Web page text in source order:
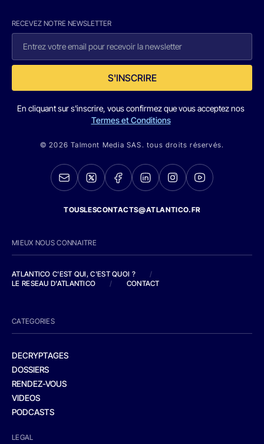
RECEVEZ NOTRE NEWSLETTER
S'INSCRIRE
En cliquant sur s'inscrire, vous confirmez que vous acceptez nos
Termes et Conditions
© 2026 Talmont Media SAS. tous droits réservés.
TOUSLESCONTACTS@ATLANTICO.FR
MIEUX NOUS CONNAITRE
ATLANTICO C'EST QUI, C'EST QUOI ?
/
LE RESEAU D'ATLANTICO
/ CONTACT
CATEGORIES
DECRYPTAGES
DOSSIERS
RENDEZ-VOUS
VIDEOS
PODCASTS
LEGAL